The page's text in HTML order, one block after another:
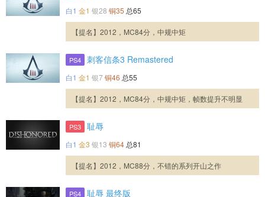
白1 金1 银28 铜35 总65
【提名】2012，MC84分，中规中矩
PS4 刺客信条3 Remastered
白1 金1 银7 铜46 总55
【提名】2012，MC84分，中规中矩，帧数提升不明显
PS3 耻辱
白1 金3 银13 铜64 总81
【提名】2012，MC88分，不错的系列开山之作
PS4 耻辱 最终版